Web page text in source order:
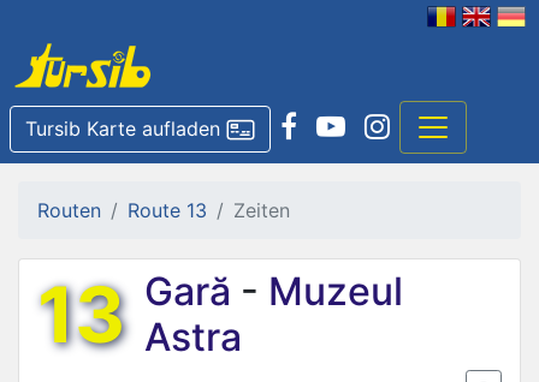
Tursib Karte aufladen
Routen Route 13 Zeiten
13 Gară - Muzeul
Astra